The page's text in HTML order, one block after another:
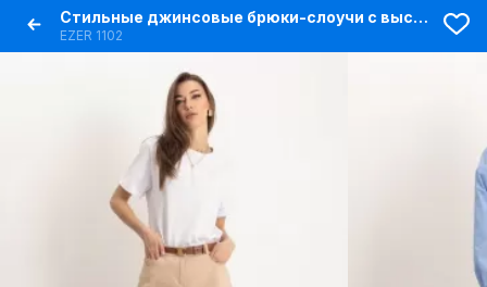
Стильные джинсовые брюки-слоучи с высокой посадкой
EZER 1102